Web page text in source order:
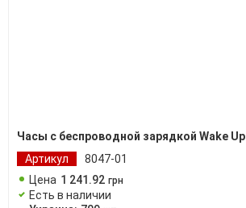
Часы с беспроводной зарядкой Wake Up
Артикул
8047-01
Цена 1 241 .92 грн
Есть в наличии